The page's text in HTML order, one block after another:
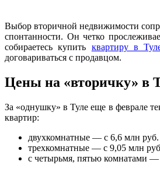
Выбор вторичной недвижимости
спонтанности. Он четко
собираетесь купить квартиру в
договариваться с продавцом.
Цены на «вторичку» в
За «однушку» в Туле еще в феврале
квартир:
двухкомнатные — с 6,6 млн
трехкомнатные — с 9,05 млн
с четырьмя, пятью комнатами —